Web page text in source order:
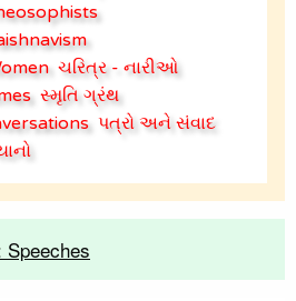
ચરિત્ર - નારીઓ
સ્મૃતિ ગ્રંથ
પત્રો અને સંવાદ
Speeches